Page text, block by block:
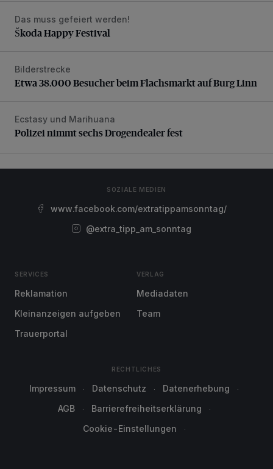
Škoda Happy Festival
Das muss gefeiert werden!
Škoda Happy Festival
Etwa 38.000 Besucher beim Flachsmarkt auf Burg Linn
Bilderstrecke
Etwa 38.000 Besucher beim Flachsmarkt auf Burg Linn
Polizei nimmt sechs Drogendealer fest
Ecstasy und Marihuana
Polizei nimmt sechs Drogendealer fest
SOZIALE MEDIEN
www.facebook.com/extratippamsonntag/
@extra_tipp_am_sonntag
SERVICES
Reklamation
Kleinanzeigen aufgeben
Trauerportal
VERLAG
Mediadaten
Team
RECHTLICHES
Impressum Datenschutz
Datenerhebung
AGB
Barrierefreiheitserklärung
Cookie-Einstellungen